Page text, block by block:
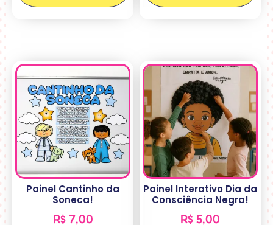
Painel Cantinho da
Soneca!
R$7,00
Painel Interativo Dia da
Consciência Negra!
R$ 5,00